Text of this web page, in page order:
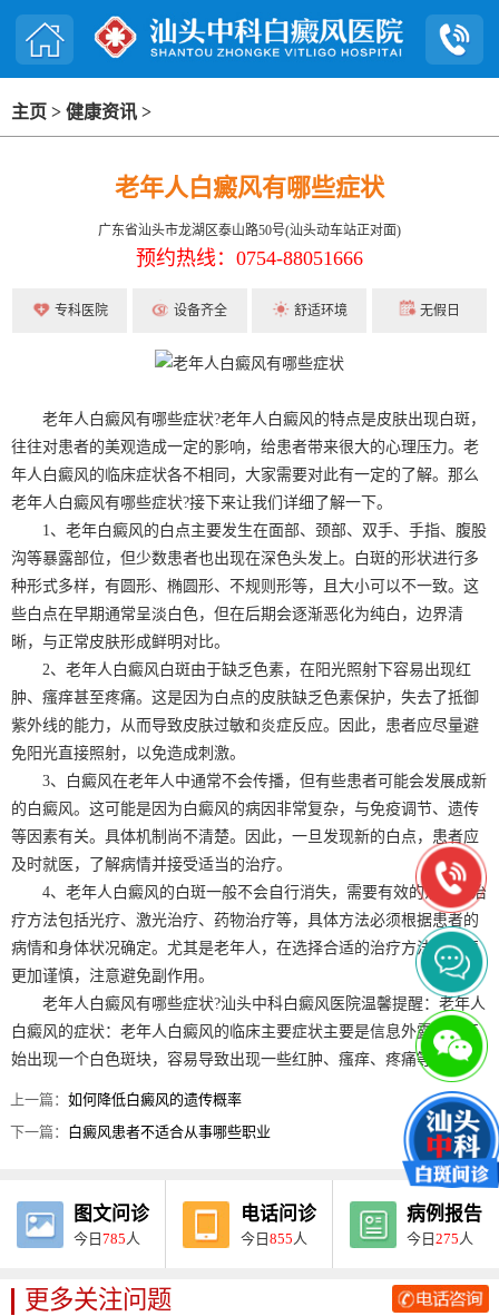
主页 > 健康资讯 >
老年人白癜风有哪些症状
广东省汕头市龙湖区泰山路50号(汕头动车站正对面)
预约热线：0754-88051666
专科医院 设备齐全 舒适环境 无假日
老年人白癜风有哪些症状?老年人白癜风的特点是皮肤出现白斑，
往往对患者的美观造成一定的影响，给患者带来很大的心理压力。老
年人白癜风的临床症状各不相同，大家需要对此有一定的了解。那么
老年人白癜风有哪些症状?接下来让我们详细了解一下。
1、老年白癜风的白点主要发生在面部、颈部、双手、手指、腹股
沟等暴露部位，但少数患者也出现在深色头发上。白斑的形状进行多
种形式多样，有圆形、椭圆形、不规则形等，且大小可以不一致。这
些白点在早期通常呈淡白色，但在后期会逐渐恶化为纯白，边界清
晰，与正常皮肤形成鲜明对比。
2、老年人白癜风白斑由于缺乏色素，在阳光照射下容易出现红
肿、瘙痒甚至疼痛。这是因为白点的皮肤缺乏色素保护，失去了抵御
紫外线的能力，从而导致皮肤过敏和炎症反应。因此，患者应尽量避
免阳光直接照射，以免造成刺激。
3、白癜风在老年人中通常不会传播，但有些患者可能会发展成新
的白癜风。这可能是因为白癜风的病因非常复杂，与免疫调节、遗传
等因素有关。具体机制尚不清楚。因此，一旦发现新的白点，患者应
及时就医，了解病情并接受适当的治疗。
4、老年人白癜风的白斑一般不会自行消失，需要有效的治疗。治
疗方法包括光疗、激光治疗、药物治疗等，具体方法必须根据患者的
病情和身体状况确定。尤其是老年人，在选择合适的治疗方法时需要
更加谨慎，注意避免副作用。
老年人白癜风有哪些症状?汕头中科白癜风医院温馨提醒：老年人
白癜风的症状：老年人白癜风的临床主要症状主要是信息外露部位开
始出现一个白色斑块，容易导致出现一些红肿、瘙痒、疼痛等不适。
上一篇：如何降低白癜风的遗传概率
下一篇： 白癜风患者不适合从事哪些职业
图文问诊
今日785 人
电话问诊
今日855 人
病例报告
今日275 人
更多关注问题